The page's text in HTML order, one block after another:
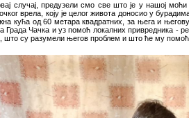
случај, предузели смо све што је у нашој
врела, коју је целог живота доносио у
кућа од 60 метара квадратних, за њега и
Града Чачка и уз помоћ локалних привредника -
што су разумели његов проблем и што ће му